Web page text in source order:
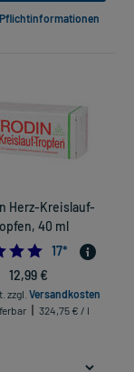
Pflichtinformationen
Herz-Kreislauf-
40 ml
5.0
17*
12,99 €
zzgl. Versandkosten
324,75 € / l